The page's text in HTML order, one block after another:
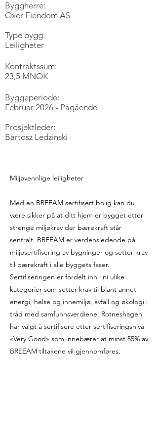
Byggherre:
Oxer Eiendom AS
Type bygg:
Leiligheter
Kontraktssum:
23,5 MNOK
Byggeperiode:
Februar 2026 - Pågående
Prosjektleder:
Bartosz Ledzinski
Miljøvennlige leiligheter
Med en BREEAM sertifisert bolig kan du
være sikker på at ditt hjem er bygget etter
strenge miljøkrav der bærekraft står
sentralt. BREEAM er verdensledende på
miljøsertifisering av bygninger og setter krav
til bærekraft i alle byggets faser.
Sertifiseringen er fordelt inn i ni ulike
kategorier som setter krav til blant annet
energi, helse og innemiljø, avfall og økologi i
tråd med samfunnsverdiene. Rotneshagen
har valgt å sertifisere etter sertifiseringsnivå
«Very Good» som innebærer at minst 55% av
BREEAM tiltakene vil gjennomføres.